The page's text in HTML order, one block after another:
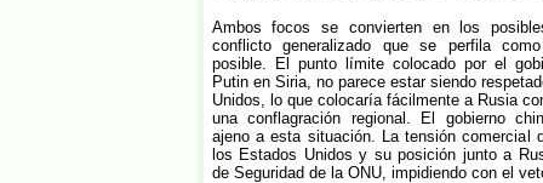
Ambos focos se convierten en los
conflicto generalizado que se perfila
posible. El punto límite colocado por el
Putin en Siria, no parece estar siendo
Unidos, lo que colocaría fácilmente a Rusia
una conflagración regional. El gobierno
ajeno a esta situación. La tensión comercial
los Estados Unidos y su posición junto a
de Seguridad de la ONU, impidiendo con el